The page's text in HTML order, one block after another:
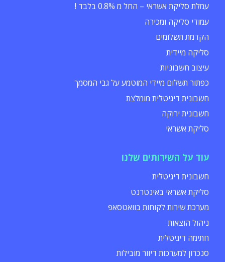
עמלת סליקת אשראי – החל מ 0.8% בלבד !
עמודי סליקה ומכירה
הקדמת תשלומים
סליקה מיידית
עיצוב חשבוניות
כפתור תשלום מיידי המוטמע על גבי המסמך
חשבונית דיגיטלית מומלצת
חשבונית ירוקה
סליקת אשראי
עוד על השירותים שלנו
חשבונית דיגיטלית
סליקת אשראי באינטרנט
מערכת שירות לקוחות בוואטסאפ
ניהול הוצאות
חתימה דיגיטלית
סנכרון למערכות דיוור מובילות